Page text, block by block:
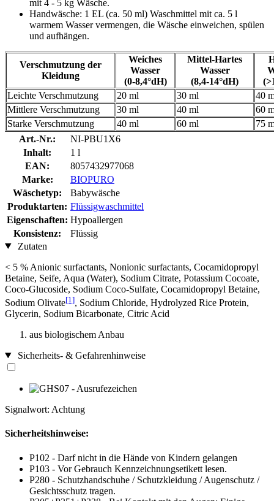
mit 4 - 5 kg Wäsche.
Handwäsche: 1 EL (ca. 50 ml) Waschmittel mit ca. 5 l
warmem Wasser vermengen, die Wäsche einweichen, spülen
und aufhängen.
Verschmutzung der
Kleidung
Weiches
Wasser
(0-8,4°dH)
Mittel-Hartes
Wasser
(8,4-14°dH)
Leichte Verschmutzung
20 ml 30 ml
40
Mittlere Verschmutzung
30 ml 40 ml
60
Starke Verschmutzung
40 ml 60 ml
75
Art.-Nr.:
NI-PBU1X6
Inhalt:
1 l
EAN:
8057432977068
Marke:
BIOPURO
Wäschetyp:
Babywäsche
Produktarten: Flüssigwaschmittel
Eigenschaften: Hypoallergen
Konsistenz:
Flüssig
Zutaten
< 5 % Anionic surfactants, Nonionic surfactants, Cocamidopropyl
Betaine, Seife, Aqua (Water), Sodium Citrate, Potassium Cocoate,
Coco-Glucoside, Sodium Coco-Sulfate, Cocamidopropyl Betaine,
Sodium Olivate[1], Sodium Chloride, Hydrolyzed Rice Protein,
Glycerin, Sodium Bicarbonate, Citric Acid
aus biologischem Anbau
Sicherheits- & Gefahrenhinweise
Signalwort: Achtung
Sicherheitshinweise:
P102 - Darf nicht in die Hände von Kindern gelangen
P103 - Vor Gebrauch Kennzeichnungsetikett lesen.
P280 - Schutzhandschuhe / Schutzkleidung / Augenschutz /
Gesichtsschutz tragen.